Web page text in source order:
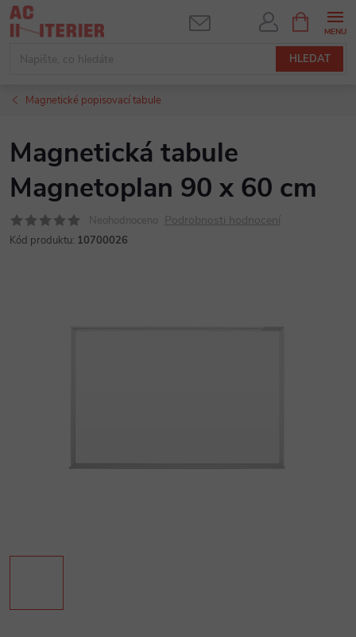
Přejít
na
HLEDAT
NÁKUPNÍ
KOŠÍK
Magnetické popisovací tabule
Magnetická tabule
Magnetoplan 90 x 60 cm
Neohodnoceno Podrobnosti hodnocení
Kód produktu: 10700026